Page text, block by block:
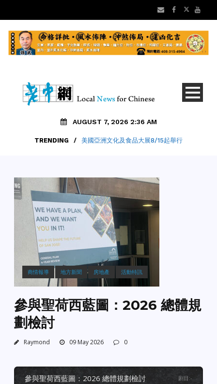
AUGUST 7, 2026 2:36 AM
TRENDING / 美國亞洲文化及食品大展8/15起舉行
商情報導 地方新聞 房地產 活動特訊
參與聖荷西藍圖：2026 總體規
劃檢討
Raymond 09 May 2026 0
參與聖荷西藍圖：2026 總體規劃檢討 剧目 :-